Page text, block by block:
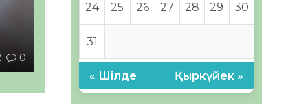
0
24 25 26 27 28 29 30
31
« Шілде Қыркүйек »